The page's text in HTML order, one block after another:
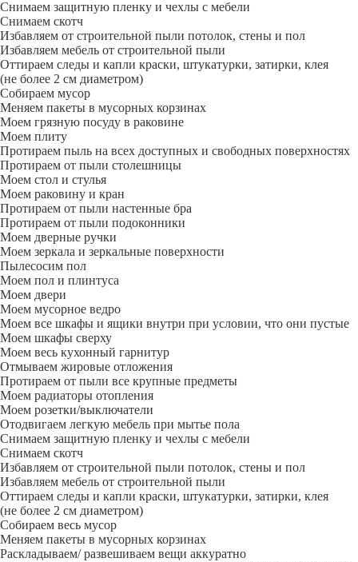
Снимаем защитную пленку и чехлы с мебели
Снимаем скотч
Избавляем от строительной пыли потолок, стены и пол
Избавляем мебель от строительной пыли
Оттираем следы и капли краски, штукатурки, затирки, клея
(не более 2 см диаметром)
Собираем мусор
Меняем пакеты в мусорных корзинах
Моем грязную посуду в раковине
Моем плиту
Протираем пыль на всех доступных и свободных поверхностях
Протираем от пыли столешницы
Моем стол и стулья
Моем раковину и кран
Протираем от пыли настенные бра
Протираем от пыли подоконники
Моем дверные ручки
Моем зеркала и зеркальные поверхности
Пылесосим пол
Моем пол и плинтуса
Моем двери
Моем мусорное ведро
Моем все шкафы и ящики внутри при условии, что они пустые
Моем шкафы сверху
Моем весь кухонный гарнитур
Отмываем жировые отложения
Протираем от пыли все крупные предметы
Моем радиаторы отопления
Моем розетки/выключатели
Отодвигаем легкую мебель при мытье пола
Снимаем защитную пленку и чехлы с мебели
Снимаем скотч
Избавляем от строительной пыли потолок, стены и пол
Избавляем мебель от строительной пыли
Оттираем следы и капли краски, штукатурки, затирки, клея
(не более 2 см диаметром)
Собираем весь мусор
Меняем пакеты в мусорных корзинах
Раскладываем/ развешиваем вещи аккуратно